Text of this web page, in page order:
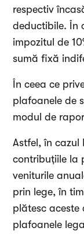
respectiv
deductibile. În
impozitul de
sumă fixă
În ceea ce
plafoanele de
modul de
Astfel, în cazul
contribuțiile la
veniturile
prin lege, în
plătesc
plafoanele